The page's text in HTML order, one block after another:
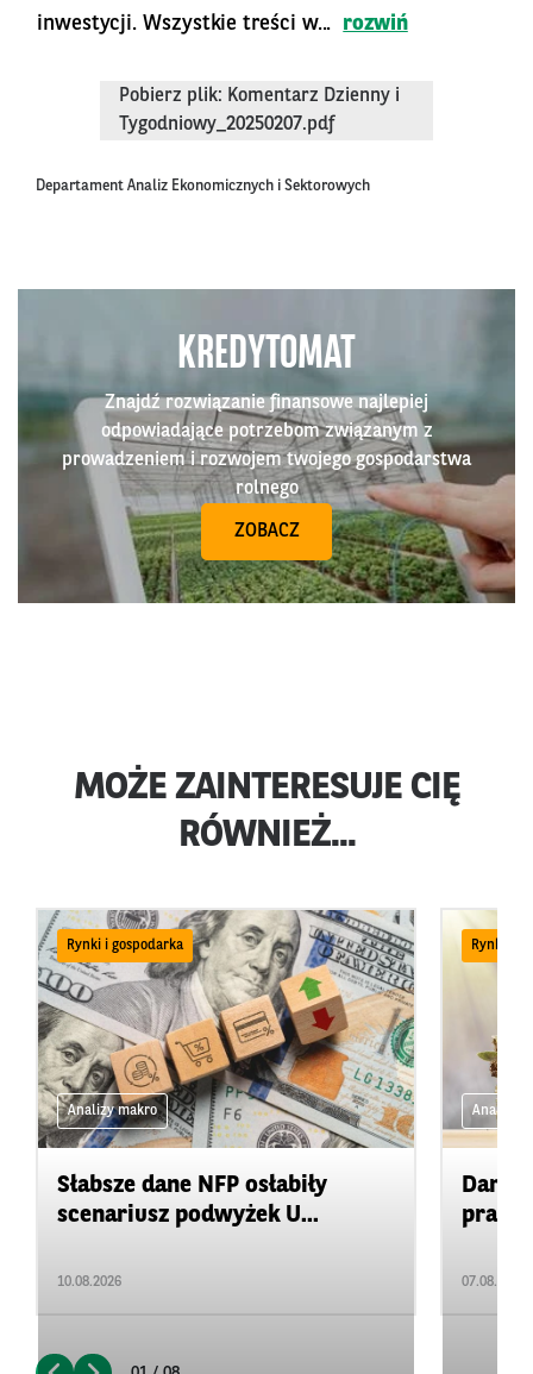
inwestycji. Wszystkie treści w...
rozwiń
Pobierz plik: Komentarz Dzienny i
Tygodniowy_20250207.pdf
Departament Analiz Ekonomicznych i Sektorowych
KREDYTOMAT
Znajdź rozwiązanie finansowe najlepiej
odpowiadające potrzebom związanym z
prowadzeniem i rozwojem twojego gospodarstwa
rolnego
ZOBACZ
MOŻE ZAINTERESUJE CIĘ
RÓWNIEŻ...
Rynki i gospodarka
Analizy makro
Słabsze dane NFP osłabiły
scenariusz podwyżek U...
10.08.2026
Rynki i
Analizy
Dane
pracy
07.08.2026